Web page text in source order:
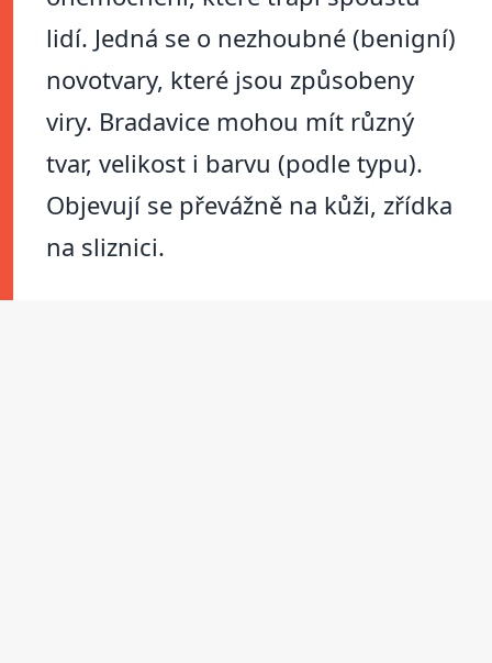
lidí. Jedná se o nezhoubné (benigní)
novotvary, které jsou způsobeny
viry. Bradavice mohou mít různý
tvar, velikost i barvu (podle typu).
Objevují se převážně na kůži, zřídka
na sliznici.